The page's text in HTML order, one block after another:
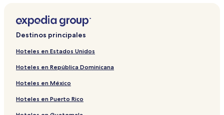
Destinos principales
Hoteles en Estados Unidos
Hoteles en República Dominicana
Hoteles en México
Hoteles en Puerto Rico